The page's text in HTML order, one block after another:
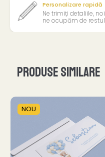
Personalizare rapidă
Ne trimiți detaliile, noi
ne ocupăm de restul
Produse similare
NOU